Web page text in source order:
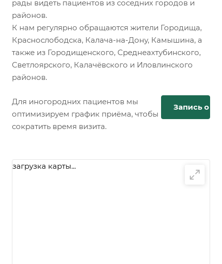
рады видеть пациентов из соседних городов и
районов.
К нам регулярно обращаются жители Городища,
Краснослободска, Калача-на-Дону, Камышина, а
также из Городищенского, Среднеахтубинского,
Светлоярского, Калачёвского и Иловлинского
районов.
Для иногородних пациентов мы
оптимизируем график приёма, чтобы
сократить время визита.
Запись
загрузка карты...